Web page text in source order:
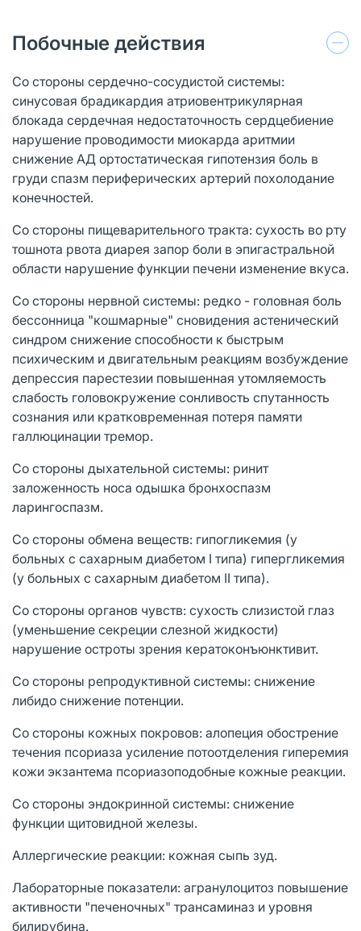
Побочные действия
Со стороны сердечно-сосудистой системы:
синусовая брадикардия атриовентрикулярная
блокада сердечная недостаточность сердцебиение
нарушение проводимости миокарда аритмии
снижение АД ортостатическая гипотензия боль в
груди спазм периферических артерий похолодание
конечностей.
Со стороны пищеварительного тракта: сухость во рту
тошнота рвота диарея запор боли в эпигастральной
области нарушение функции печени изменение вкуса.
Со стороны нервной системы: редко - головная боль
бессонница "кошмарные" сновидения астенический
синдром снижение способности к быстрым
психическим и двигательным реакциям возбуждение
депрессия парестезии повышенная утомляемость
слабость головокружение сонливость спутанность
сознания или кратковременная потеря памяти
галлюцинации тремор.
Со стороны дыхательной системы: ринит
заложенность носа одышка бронхоспазм
ларингоспазм.
Со стороны обмена веществ: гипогликемия (у
больных с сахарным диабетом I типа) гипергликемия
(у больных с сахарным диабетом II типа).
Со стороны органов чувств: сухость слизистой глаз
(уменьшение секреции слезной жидкости)
нарушение остроты зрения кератоконъюнктивит.
Со стороны репродуктивной системы: снижение
либидо снижение потенции.
Со стороны кожных покровов: алопеция обострение
течения псориаза усиление потоотделения гиперемия
кожи экзантема псориазоподобные кожные реакции.
Со стороны эндокринной системы: снижение
функции щитовидной железы.
Аллергические реакции: кожная сыпь зуд.
Лабораторные показатели: агранулоцитоз повышение
активности "печеночных" трансаминаз и уровня
билирубина.